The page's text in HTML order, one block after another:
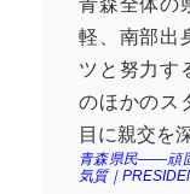
青森全体の
軽、南部出
ツと努力す
のほかのス
目に親交を
青森県民――頑
気質｜